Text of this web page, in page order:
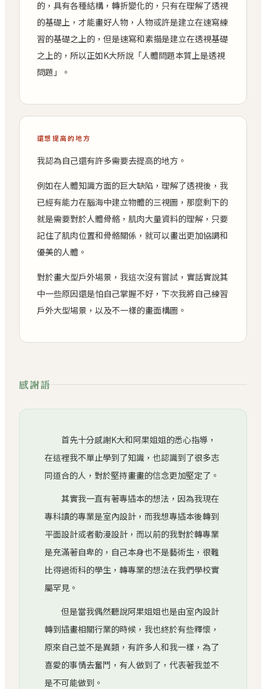
的，具有各種結構，轉折變化的，只有在理解了透視
的基礎上，才能畫好人物，人物或許是建立在速寫練
習的基礎之上的，但是速寫和素描是建立在透視基礎
之上的，所以正如K大所說「人體問題本質上是透視
問題」。
還想提高的地方
我認為自己還有許多需要去提高的地方。
例如在人體知識方面的巨大缺陷，理解了透視後，我
已經有能力在腦海中建立物體的三視圖，那麼剩下的
就是需要對於人體骨骼，肌肉大量資料的理解，只要
記住了肌肉位置和骨骼關係，就可以畫出更加協調和
優美的人體。
對於畫大型戶外場景，我這次沒有嘗試，實話實說其
中一些原因還是怕自己掌握不好，下次我將自己練習
戶外大型場景，以及不一樣的畫面構圖。
感謝語
首先十分感謝K大和阿果姐姐的悉心指導，
在這裡我不單止學到了知識，也認識到了很多志
同道合的人，對於堅持畫畫的信念更加堅定了。
其實我一直有著專插本的想法，因為我現在
專科讀的專業是室內設計，而我想專插本後轉到
平面設計或者動漫設計，而以前的我對於轉專業
是充滿著自卑的，自己本身也不是藝術生，很難
比得過術科的學生，轉專業的想法在我們學校實
屬罕見。
但是當我偶然聽說阿果姐姐也是由室內設計
轉到插畫相關行業的時候，我也終於有些釋懷，
原來自己並不是異類，有許多人和我一樣，為了
喜愛的事情去奮鬥，有人做到了，代表著我並不
是不可能做到。